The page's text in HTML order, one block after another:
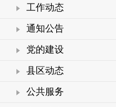
工作动态
通知公告
党的建设
县区动态
公共服务